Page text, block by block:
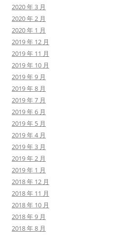
2020 年 3 月
2020 年 2 月
2020 年 1 月
2019 年 12 月
2019 年 11 月
2019 年 10 月
2019 年 9 月
2019 年 8 月
2019 年 7 月
2019 年 6 月
2019 年 5 月
2019 年 4 月
2019 年 3 月
2019 年 2 月
2019 年 1 月
2018 年 12 月
2018 年 11 月
2018 年 10 月
2018 年 9 月
2018 年 8 月